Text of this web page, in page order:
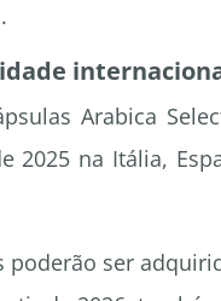
Arabica
2025 na Itália,
poderão ser